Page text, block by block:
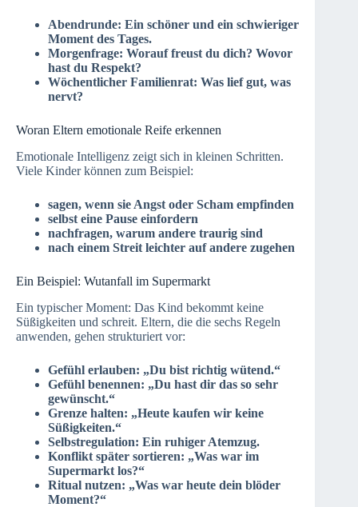
Abendrunde: Ein schöner und ein schwieriger
Moment des Tages.
Morgenfrage: Worauf freust du dich? Wovor
hast du Respekt?
Wöchentlicher Familienrat: Was lief gut, was
nervt?
Woran Eltern emotionale Reife erkennen
Emotionale Intelligenz zeigt sich in kleinen Schritten.
Viele Kinder können zum Beispiel:
sagen, wenn sie Angst oder Scham empfinden
selbst eine Pause einfordern
nachfragen, warum andere traurig sind
nach einem Streit leichter auf andere zugehen
Ein Beispiel: Wutanfall im Supermarkt
Ein typischer Moment: Das Kind bekommt keine
Süßigkeiten und schreit. Eltern, die die sechs Regeln
anwenden, gehen strukturiert vor:
Gefühl erlauben: „Du bist richtig wütend.“
Gefühl benennen: „Du hast dir das so sehr
gewünscht.“
Grenze halten: „Heute kaufen wir keine
Süßigkeiten.“
Selbstregulation: Ein ruhiger Atemzug.
Konflikt später sortieren: „Was war im
Supermarkt los?“
Ritual nutzen: „Was war heute dein blöder
Moment?“